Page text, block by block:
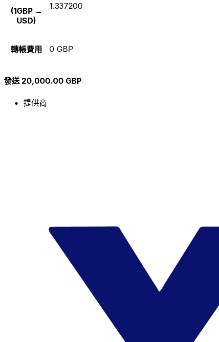
(1GBP →
USD)
1.337200
轉帳費用 0 GBP
發送 20,000.00 GBP
提供商